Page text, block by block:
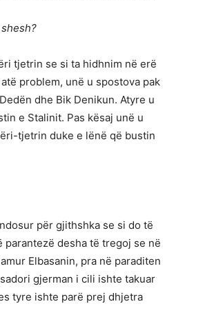
tjetrin se si ta hidhnim në erë
problem, unë u spostova pak
dhe Bik Denikun. Atyre u
e Stalinit. Pas kësaj unë u
tjetrin duke e lënë që bustin
për gjithshka se si do të
desha të tregoj se në
Elbasanin, pra në paraditen
gjerman i cili ishte takuar
tyre ishte parë prej dhjetra